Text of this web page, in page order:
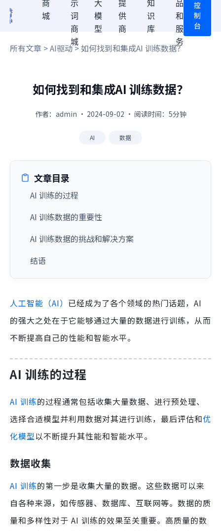
商
城
示
词
商
城
大
模
型
提
供
商
知
识
库
品
和
服
务
控
制
台
所有文章 >AI驱动> 如何找到和集成AI 训练数据？
如何找到和集成AI 训练数据？
作者：admin · 2024-09-02 · 阅读时间：5分钟
AI 数据
文章目录
AI 训练的过程
AI 训练数据的重要性
AI 训练数据的挑战和解决方案
结语
人工智能（AI） 已经成为了各个领域的热门话题，AI
的强大之处在于它能够通过大量的数据进行训练，从而
不断提高自己的性能和智能水平。
AI 训练的过程
AI 训练的过程通常包括收集大量数据、进行预处理、
选择合适模型并利用数据对其进行训练，最后评估和优
化模型以不断提升其性能和智能水平。
数据收集
AI 训练的第一步是收集大量的数据。这些数据可以来
自各种来源，如传感器、数据库、互联网等。数据的质
量和多样性对于 AI 训练的效果至关重要。高质量的数